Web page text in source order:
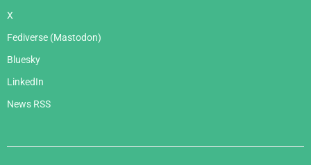
X
Fediverse (Mastodon)
Bluesky
LinkedIn
News RSS